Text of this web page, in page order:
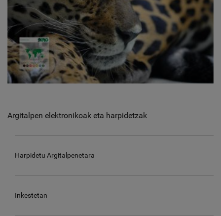
Argitalpen elektronikoak eta harpidetzak
Harpidetu Argitalpenetara
Inkestetan